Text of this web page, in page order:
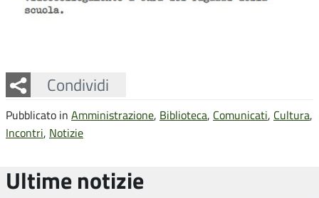
Condividi
Facebook
Twitter
Whatsapp
Pubblicato in Amministrazione, Biblioteca, Comunicati, Cultura,
Incontri, Notizie
Ultime notizie